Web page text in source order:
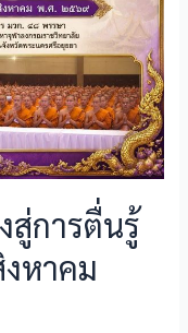
สู่การตื่นรู้
หาคม